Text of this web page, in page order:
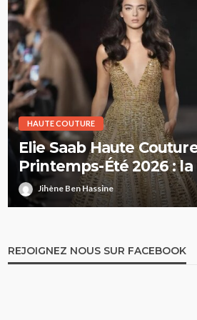
HAUTE COUTURE
Elie Saab Haute
Printemps-Été 2026 :
comme territoire de
Jihène Ben Hassine
REJOIGNEZ NOUS SUR FACEBOOK